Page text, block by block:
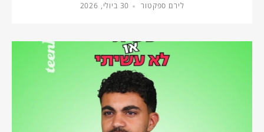
לירם ספקטור 30 ביולי, 2026